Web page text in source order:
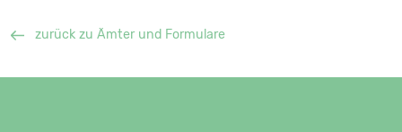
zurück zu Ämter und Formulare